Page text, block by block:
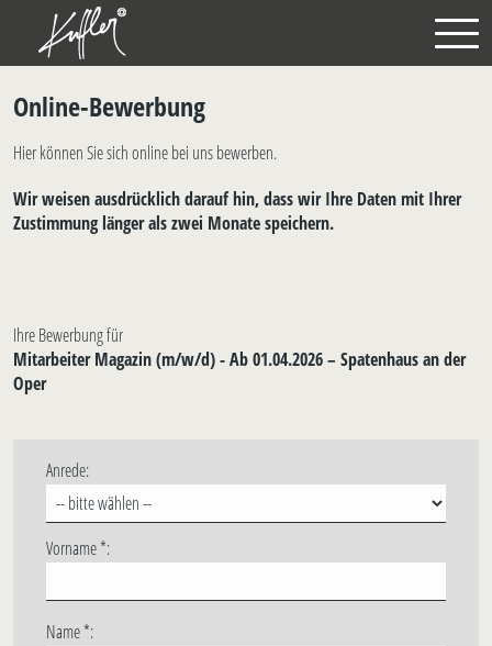
Online-Bewerbung
Hier können Sie sich online bei uns bewerben.
Wir weisen ausdrücklich darauf hin, dass wir Ihre Daten mit Ihrer
Zustimmung länger als zwei Monate speichern.
Ihre Bewerbung für
Mitarbeiter Magazin (m/w/d) - Ab 01.04.2026 – Spatenhaus an der
Oper
Anrede:
Vorname *:
Name *: